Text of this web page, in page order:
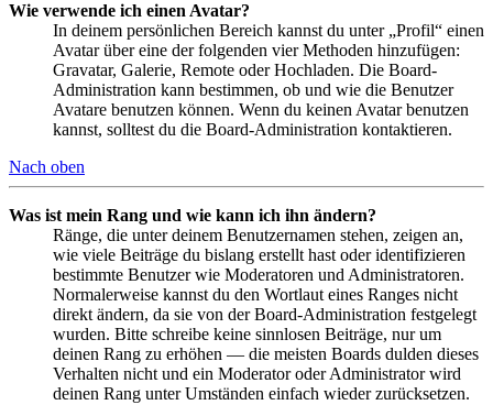
Wie verwende ich einen Avatar?
In deinem persönlichen Bereich kannst du unter „Profil“ einen
Avatar über eine der folgenden vier Methoden hinzufügen:
Gravatar, Galerie, Remote oder Hochladen. Die Board-
Administration kann bestimmen, ob und wie die Benutzer
Avatare benutzen können. Wenn du keinen Avatar benutzen
kannst, solltest du die Board-Administration kontaktieren.
Nach oben
Was ist mein Rang und wie kann ich ihn ändern?
Ränge, die unter deinem Benutzernamen stehen, zeigen an,
wie viele Beiträge du bislang erstellt hast oder identifizieren
bestimmte Benutzer wie Moderatoren und Administratoren.
Normalerweise kannst du den Wortlaut eines Ranges nicht
direkt ändern, da sie von der Board-Administration festgelegt
wurden. Bitte schreibe keine sinnlosen Beiträge, nur um
deinen Rang zu erhöhen — die meisten Boards dulden dieses
Verhalten nicht und ein Moderator oder Administrator wird
deinen Rang unter Umständen einfach wieder zurücksetzen.